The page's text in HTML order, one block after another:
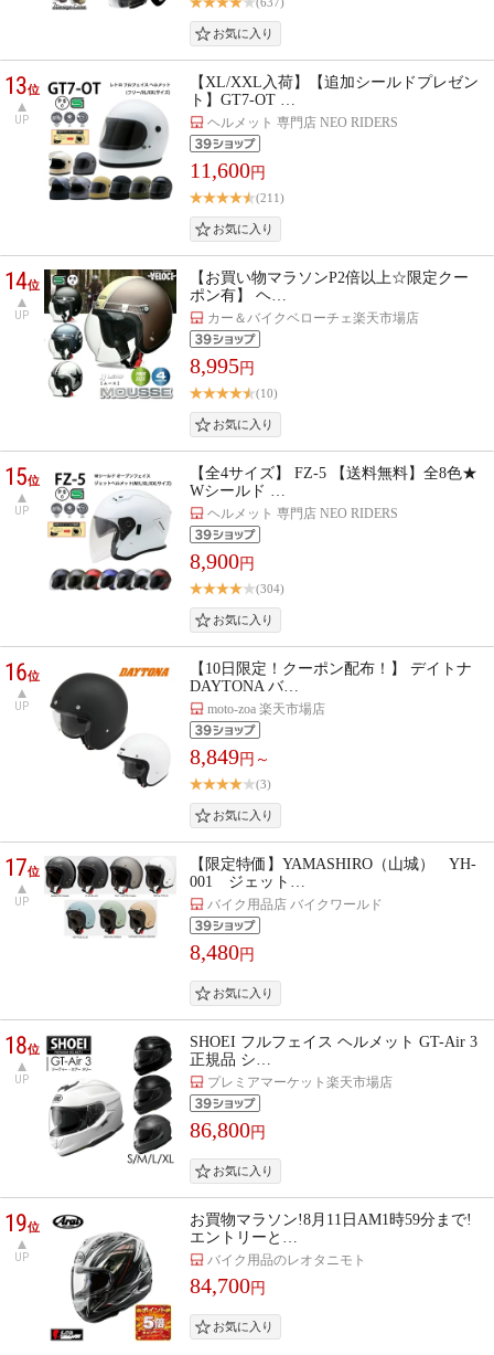
13位
UP
【XL/XXL入荷】【追加シールドプレゼン
ト】GT7-OT …
ヘルメット 専門店 NEO RIDERS
11,600円
(211)
14位
UP
【お買い物マラソンP2倍以上☆限定クー
ポン有】 ヘ…
カー＆バイクベローチェ楽天市場店
8,995円
(10)
15位
UP
【全4サイズ】 FZ-5 【送料無料】全8色★
Wシールド …
ヘルメット 専門店 NEO RIDERS
8,900円
(304)
16位
UP
【10日限定！クーポン配布！】 デイトナ
DAYTONA バ…
moto-zoa 楽天市場店
8,849円～
(3)
17位
UP
【限定特価】YAMASHIRO（山城） YH-
001 ジェット…
バイク用品店 バイクワールド
8,480円
18位
UP
SHOEI フルフェイス ヘルメット GT-Air 3
正規品 シ…
プレミアマーケット楽天市場店
86,800円
19位
UP
お買物マラソン!8月11日AM1時59分まで!
エントリーと…
バイク用品のレオタニモト
84,700円